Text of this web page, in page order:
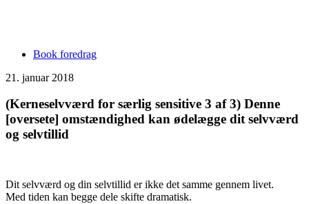
Book foredrag
21. januar 2018
(Kerneselvværd for særlig sensitive 3 af 3) Denne
[oversete] omstændighed kan ødelægge dit selvværd
og selvtillid
Dit selvværd og din selvtillid er ikke det samme gennem livet.
Med tiden kan begge dele skifte dramatisk.